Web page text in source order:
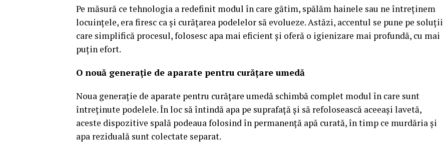
Pe măsură ce tehnologia a redefinit modul în care gătim, spălăm hainele sau ne întreținem
locuințele, era firesc ca și curățarea podelelor să evolueze. Astăzi, accentul se pune pe soluții
care simplifică procesul, folosesc apa mai eficient și oferă o igienizare mai profundă, cu mai
puțin efort.
O nouă generație de aparate pentru curățare umedă
Noua generație de aparate pentru curățare umedă schimbă complet modul în care sunt
întreținute podelele. În loc să întindă apa pe suprafață și să refolosească aceeași lavetă,
aceste dispozitive spală podeaua folosind în permanență apă curată, în timp ce murdăria și
apa reziduală sunt colectate separat.